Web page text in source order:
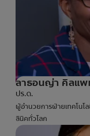
ลาธอนญ่า คิลแพ
ปร.ด.
ผู้อำนวยการฝ่ายเทคโนโ
ลินิคทั่วโลก